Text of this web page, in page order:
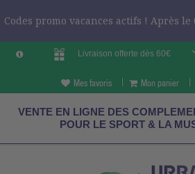
Codes promo vacances actifs ! Après
Livraison offerte dès 60€
Mes favoris Mon panier
VENTE EN LIGNE DES
POUR LE SPORT & LA